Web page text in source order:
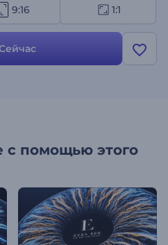
несколько минут, чтобы
новых технических
оптики, магазинов оптики, кино
9:16 1:1
с помощью этого